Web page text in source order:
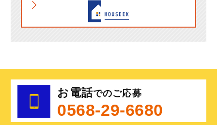
お電話でのご応募
0568-29-6680